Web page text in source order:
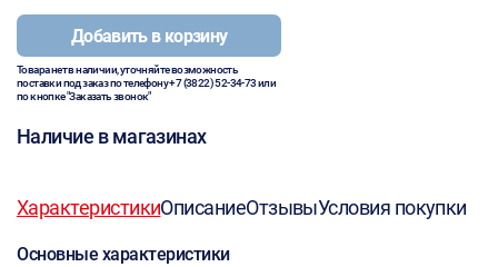
Добавить в корзину
Товара нет в наличии, уточняйте возможность
поставки под заказ по телефону+7 (3822) 52-34-73или
по кнопке "Заказать звонок"
Наличие в магазинах
ХарактеристикиОписаниеОтзывыУсловия покупки
Основные характеристики